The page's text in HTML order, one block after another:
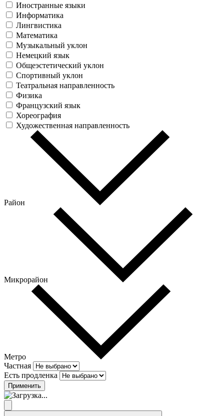
Иностранные языки
Информатика
Лингвистика
Математика
Музыкальный уклон
Немецкий язык
Общеэстетический уклон
Спортивный уклон
Театральная направленность
Физика
Французский язык
Хореография
Художественная направленность
Район
Микрорайон
Метро
Частная
Есть продленка
Применить